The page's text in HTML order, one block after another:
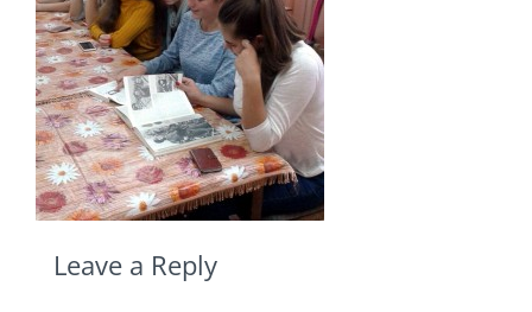
Leave a Reply